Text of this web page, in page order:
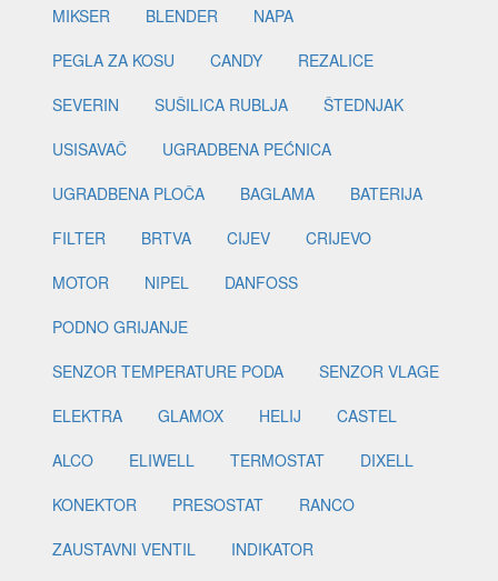
MIKSER
BLENDER
NAPA
PEGLA ZA KOSU
CANDY
REZALICE
SEVERIN
SUŠILICA RUBLJA
ŠTEDNJAK
USISAVAČ
UGRADBENA PEĆNICA
UGRADBENA PLOČA
BAGLAMA
BATERIJA
FILTER
BRTVA CIJEV
CRIJEVO
MOTOR
NIPEL
DANFOSS
PODNO GRIJANJE
SENZOR TEMPERATURE PODA
SENZOR VLAGE
ELEKTRA
GLAMOX HELIJ
CASTEL
ALCO
ELIWELL TERMOSTAT
DIXELL
KONEKTOR
PRESOSTAT
RANCO
ZAUSTAVNI VENTIL
INDIKATOR